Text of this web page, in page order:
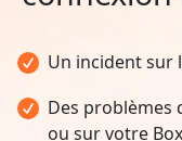
Un incident sur
Des problèmes
ou sur votre